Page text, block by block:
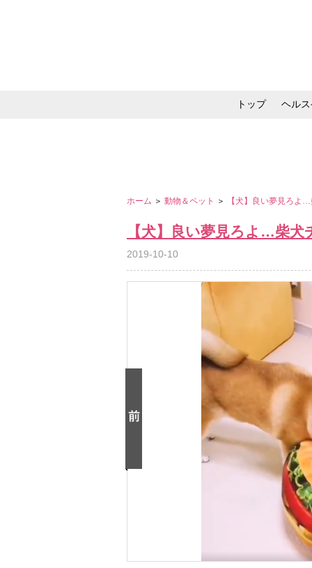
トップ ヘル
ホーム ＞ 動物＆ペット ＞ 【犬】良い夢見ろよ
【犬】良い夢見ろよ…柴
2019-10-10